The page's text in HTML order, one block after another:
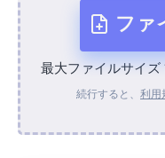
ファ
デ
最大ファイルサイズ
続行すると、 利用